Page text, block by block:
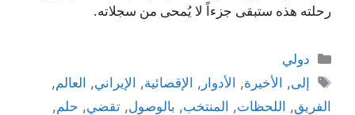
رحلته هذه ستبقى جزءاً لا يُمحى من سجلاته.
التصنيفات
دولي
الوسوم
إلى, الأخيرة, الأدوار , الإقصائية, الإيراني, العالم,
الفريق, اللحظات, المنتخب, بالوصول, تقضي, حلم,